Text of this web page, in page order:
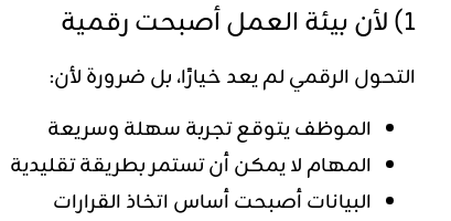
1) لأن بيئة العمل أصبحت رقمية
التحول الرقمي لم يعد خيارًا، بل ضرورة لأن:
الموظف يتوقع تجربة سهلة وسريعة
المهام لا يمكن أن تستمر بطريقة تقليدية
البيانات أصبحت أساس اتخاذ القرارات